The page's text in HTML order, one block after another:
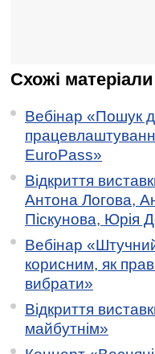
Схожі
Вебінар «Пошук
EuroPass»
Відкриття
Антона Логова,
Піскунова, Юрія
Вебінар
корисним, як
вибрати»
Відкриття
майбутнім»